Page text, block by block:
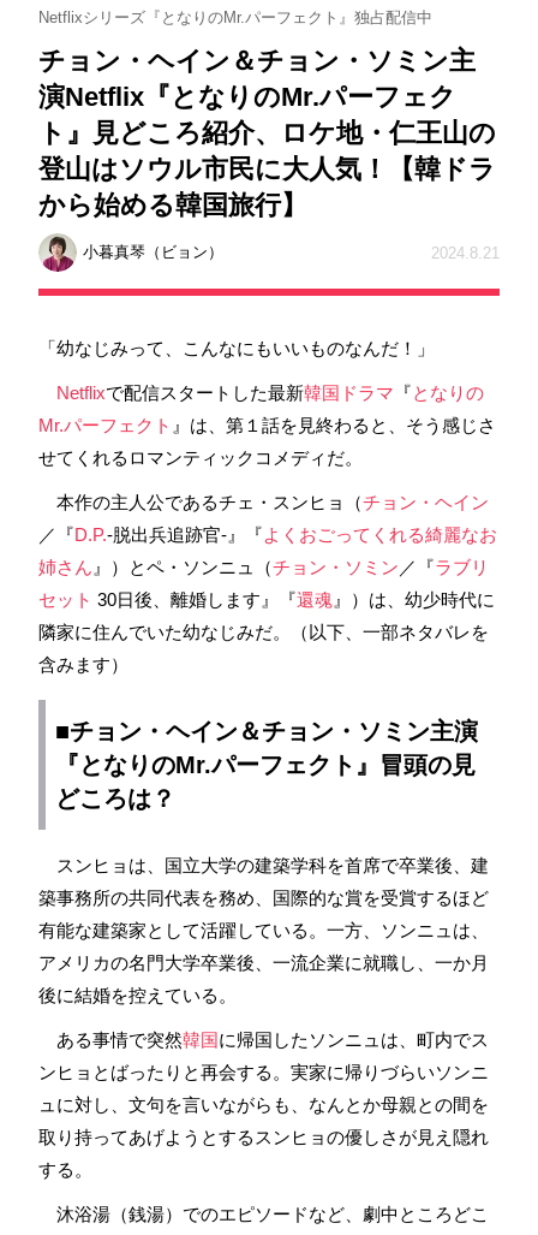
Netflixシリーズ『となりのMr.パーフェクト』独占配信中
チョン・ヘイン＆チョン・ソミン主
演Netflix『となりのMr.パーフェク
ト』見どころ紹介、ロケ地・仁王山の
登山はソウル市民に大人気！【韓ドラ
から始める韓国旅行】
小暮真琴（ビョン） 2024.8.21
「幼なじみって、こんなにもいいものなんだ！」
Netflixで配信スタートした最新韓国ドラマ 『となりの
Mr.パーフェクト 』は、第１話を見終わると、そう感じさ
せてくれるロマンティックコメディだ。
本作の主人公であるチェ・スンヒョ（チョン・ヘイン
／『D.P.-脱出兵追跡官-』『よくおごってくれる綺麗なお
姉さん 』）とペ・ソンニュ（チョン・ソミン ／『ラブリ
セット 30日後、離婚します』『還魂 』）は、幼少時代に
隣家に住んでいた幼なじみだ。（以下、一部ネタバレを
含みます）
■チョン・ヘイン＆チョン・ソミン主演
『となりのMr.パーフェクト』冒頭の見
どころは？
スンヒョは、国立大学の建築学科を首席で卒業後、建
築事務所の共同代表を務め、国際的な賞を受賞するほど
有能な建築家として活躍している。一方、ソンニュは、
アメリカの名門大学卒業後、一流企業に就職し、一か月
後に結婚を控えている。
ある事情で突然韓国に帰国したソンニュは、町内でス
ンヒョとばったりと再会する。実家に帰りづらいソンニ
ュに対し、文句を言いながらも、なんとか母親との間を
取り持ってあげようとするスンヒョの優しさが見え隠れ
する。
沐浴湯（銭湯）でのエピソードなど、劇中ところどこ